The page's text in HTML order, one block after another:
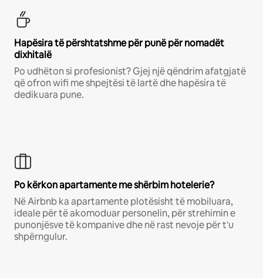
Hapësira të përshtatshme për punë për nomadët
dixhitalë
Po udhëton si profesionist? Gjej një qëndrim afatgjatë
që ofron wifi me shpejtësi të lartë dhe hapësira të
dedikuara pune.
Po kërkon apartamente me shërbim hotelerie?
Në Airbnb ka apartamente plotësisht të mobiluara,
ideale për të akomoduar personelin, për strehimin e
punonjësve të kompanive dhe në rast nevoje për t'u
shpërngulur.